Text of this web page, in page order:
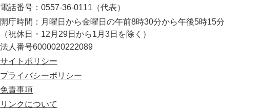
の
東
部
に
位
置
す
る
市
電話番号：0557-36-0111（代表）
開庁時間：月曜日から金曜日の午前8時30分から午後5時15分
（祝休日・12月29日から1月3日を除く）
法人番号6000020222089
サイトポリシー
プライバシーポリシー
免責事項
リンクについて